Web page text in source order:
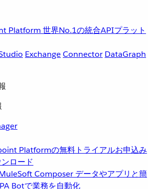
Platform 世界No.1の統合APIプラット
ExchangeConnector DataGraph
Platformの無料トライアルお申込み
ロード
Composer データやアプリと簡
Botで業務を自動化